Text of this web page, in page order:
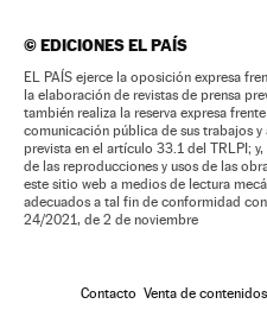
©EDICIONES EL PAÍS
EL PAÍS ejerce la oposición expresa
la elaboración de revistas de prensa
también realiza la reserva expresa
comunicación pública de sus trabajos
prevista en el artículo 33.1 del TRLPI;
de las reproducciones y usos de las
este sitio web a medios de lectura
adecuados a tal fin de conformidad
24/2021, de 2 de noviembre
Contacto Venta de contenidos